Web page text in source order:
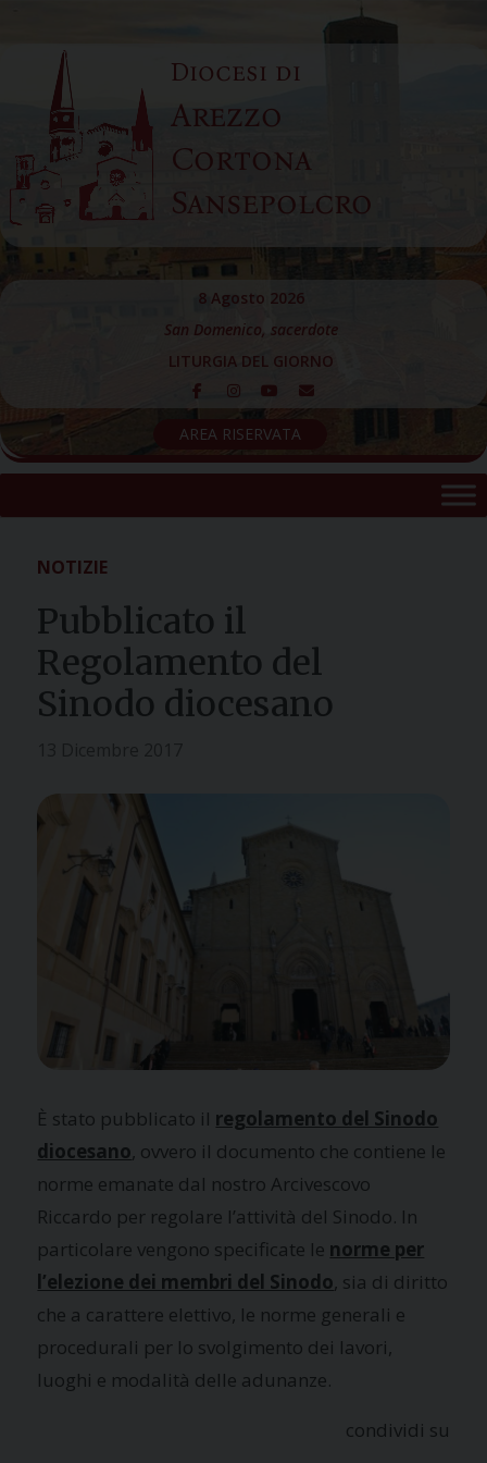
content
Diocesi di
Arezzo
Cortona
Sansepolcro
8 Agosto 2026
San Domenico, sacerdote
LITURGIA DEL GIORNO
AREA RISERVATA
NOTIZIE
Pubblicato il
Regolamento del
Sinodo diocesano
È stato pubblicato il regolamento del Sinodo
diocesano, ovvero il documento che contiene le
norme emanate dal nostro Arcivescovo
Riccardo per regolare l’attività del Sinodo. In
particolare vengono specificate le norme per
l’elezione dei membri del Sinodo, sia di diritto
che a carattere elettivo, le norme generali e
procedurali per lo svolgimento dei lavori,
luoghi e modalità delle adunanze.
condividi su